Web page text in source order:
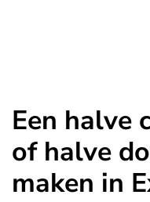
Een halve
of halve
maken in